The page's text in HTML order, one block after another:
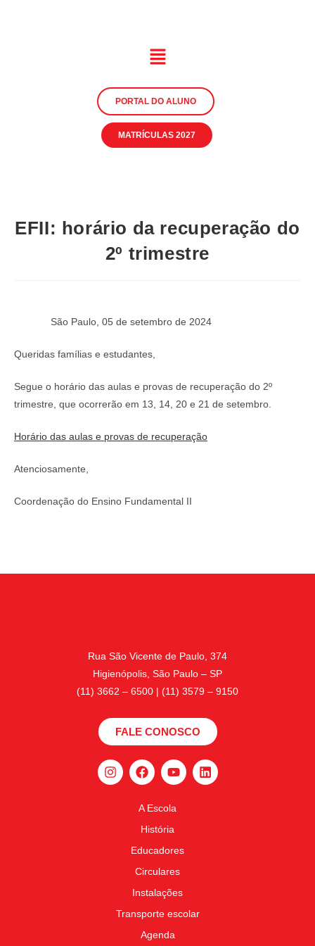
PORTAL DO ALUNO
MATRÍCULAS 2027
EFII: horário da recuperação do
2º trimestre
São Paulo, 05 de setembro de 2024
Queridas famílias e estudantes,
Segue o horário das aulas e provas de recuperação do 2º
trimestre, que ocorrerão em 13, 14, 20 e 21 de setembro.
Horário das aulas e provas de recuperação
Atenciosamente,
Coordenação do Ensino Fundamental II
Rua São Vicente de Paulo, 374
Higienópolis, São Paulo – SP
(11) 3662 – 6500 | (11) 3579 – 9150
FALE CONOSCO
A Escola
História
Educadores
Circulares
Instalações
Transporte escolar
Agenda